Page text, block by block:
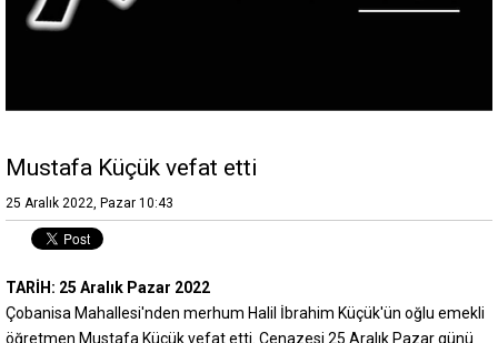
Mustafa Küçük vefat etti
25 Aralık 2022, Pazar 10:43
TARİH: 25 Aralık Pazar 2022
Çobanisa Mahallesi'nden merhum Halil İbrahim Küçük'ün oğlu emekli
öğretmen Mustafa Küçük vefat etti. Cenazesi 25 Aralık Pazar günü